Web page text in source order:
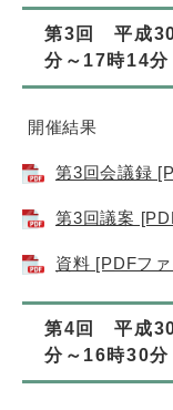
第3回 平成30
分～17時14
開催結果
第3回会議録
第3回議案
資料 [PDFフ
第4回 平成30
分～16時30